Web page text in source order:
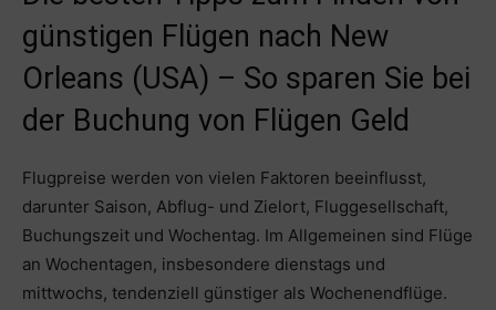
günstigen Flügen nach New
Orleans (USA) – So sparen Sie bei
der Buchung von Flügen Geld
Flugpreise werden von vielen Faktoren beeinflusst,
darunter Saison, Abflug- und Zielort, Fluggesellschaft,
Buchungszeit und Wochentag. Im Allgemeinen sind Flüge
an Wochentagen, insbesondere dienstags und
mittwochs, tendenziell günstiger als Wochenendflüge.